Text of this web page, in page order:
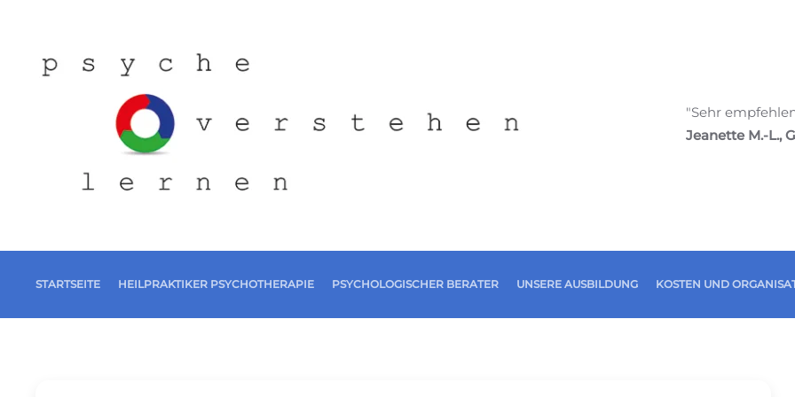
"Sehr
Jeanette M.-L.,
STARTSEITE HEILPRAKTIKER PSYCHOTHERAPIE PSYCHOLOGISCHER BERATER UNSERE AUSBILDUNG KOSTEN UND